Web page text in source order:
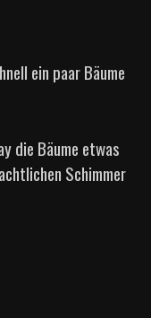
ein paar Bäume
die Bäume etwas
Schimmer